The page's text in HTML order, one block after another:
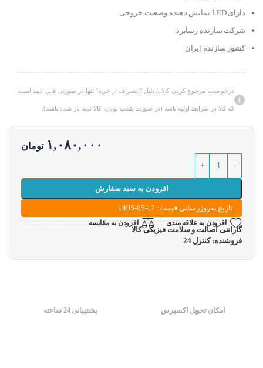
دارای LED نمایش دهنده وضعیت خروجی
شرکت سازنده رسابرد
کشور سازنده ایران
درخواست مرجوع کردن کالا با دلیل "انصراف از خرید" تنها در صورتی قابل تایید است
که کالا در شرایط اولیه باشد (در صورت پلمپ بودن، کالا نباید باز شده باشد).
۱,۰۸۰,۰۰۰ تومان
افزودن به سبد سفارش
تاریخ به‌روزرسانی قیمت: 17-05-1405
افزودن به علاقه مندی افزودن به مقایسه
گارانتی اصالت و سلامت فیزیکی کالا
فروشنده: کنترل 24
امکان تحویل اکسپرس پشتیبانی 24 ساعته